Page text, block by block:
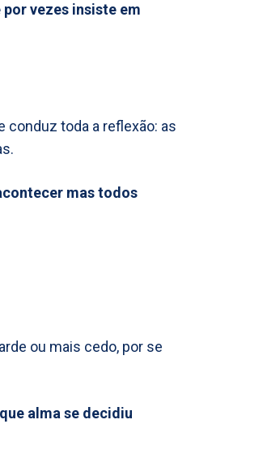
vezes insiste em
conduz toda a reflexão: as
mas todos
ou mais cedo, por se
alma se decidiu